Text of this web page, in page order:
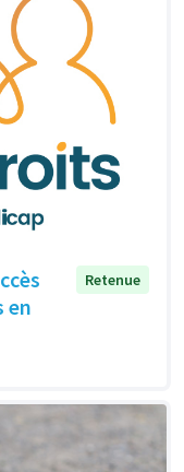
en
Retenue